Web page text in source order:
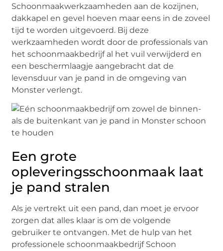
Schoonmaakwerkzaamheden aan de kozijnen,
dakkapel en gevel hoeven maar eens in de zoveel
tijd te worden uitgevoerd. Bij deze
werkzaamheden wordt door de professionals van
het schoonmaakbedrijf al het vuil verwijderd en
een beschermlaagje aangebracht dat de
levensduur van je pand in de omgeving van
Monster verlengt.
Een grote
opleveringsschoonmaak laat
je pand stralen
Als je vertrekt uit een pand, dan moet je ervoor
zorgen dat alles klaar is om de volgende
gebruiker te ontvangen. Met de hulp van het
professionele schoonmaakbedrijf Schoon